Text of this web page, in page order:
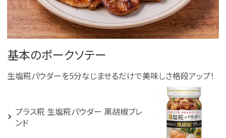
基本のポークソテー
生塩糀パウダーを5分なじませるだけで美味しさ格段アップ！
プラス糀 生塩糀パウダー 黒胡椒ブレ
ンド